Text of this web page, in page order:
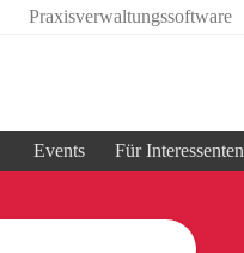
Praxisverwaltungssoftware
Events Für Interessenten